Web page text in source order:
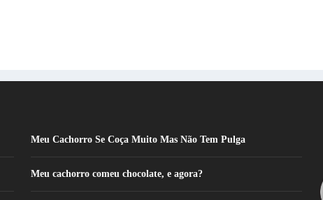
Meu Cachorro Se Coça Muito Mas Não Tem Pulga
Meu cachorro comeu chocolate, e agora?